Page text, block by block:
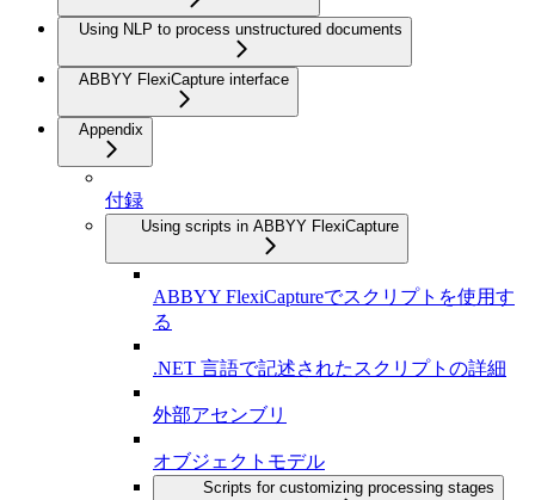
Using NLP to process unstructured documents
ABBYY FlexiCapture interface
Appendix
付録
Using scripts in ABBYY FlexiCapture
ABBYY FlexiCaptureでスクリプトを使用す
る
.NET 言語で記述されたスクリプトの詳細
外部アセンブリ
オブジェクトモデル
Scripts for customizing processing stages